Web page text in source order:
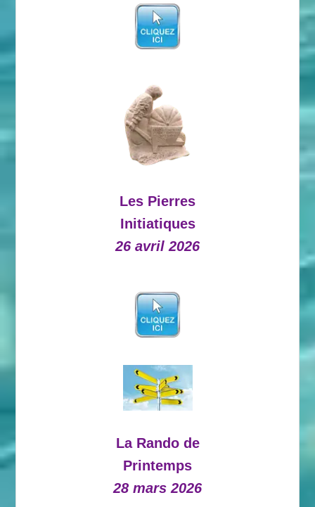
Les Pierres
Initiatiques
26 avril 2026
La Rando de
Printemps
28 mars 2026